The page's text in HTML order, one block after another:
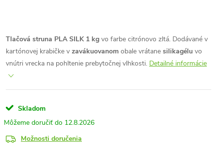
Tlačová struna PLA SILK 1 kg vo farbe citrónovo zltá. Dodávané v
kartónovej krabičke v zavákuovanom obale vrátane silikagélu vo
vnútri vrecka na pohltenie prebytočnej vlhkosti. Detailné informácie
Skladom
12.8.2026
Možnosti doručenia